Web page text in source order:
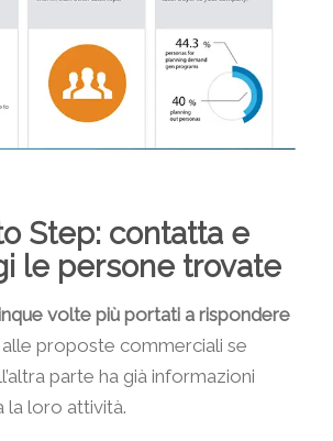
Step: contatta e
le persone trovate
volte più portati a rispondere
proposte commerciali se
parte ha già informazioni
la loro attività.